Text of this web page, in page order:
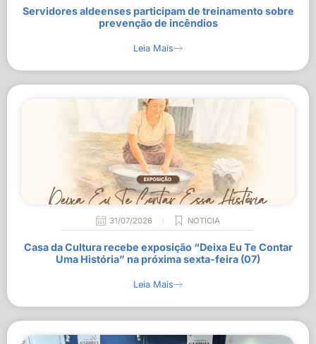
Servidores aldeenses participam de treinamento sobre
prevenção de incêndios
Leia Mais
31/07/2026 NOTÍCIA
Casa da Cultura recebe exposição “Deixa Eu Te Contar
Uma História” na próxima sexta-feira (07)
Leia Mais